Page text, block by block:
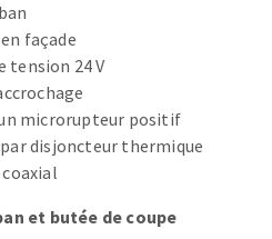
façade
tension 24 V
microrupteur positif
disjoncteur thermique
et butée de coupe